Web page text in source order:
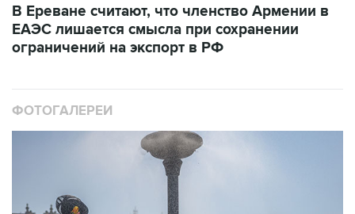
В Ереване считают, что членство Армении в
ЕАЭС лишается смысла при сохранении
ограничений на экспорт в РФ
ФОТОГАЛЕРЕИ